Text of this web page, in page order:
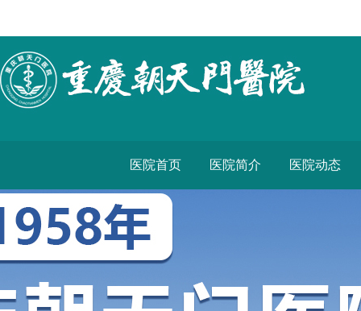
医院首页 医院简介 医院动态